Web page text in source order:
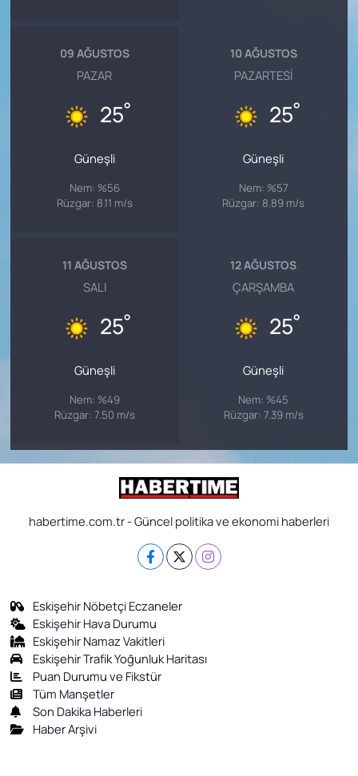
09 AĞUSTOS
PAZAR
25°
Güneşli
Nem: %56
Rüzgar: 8.11 m/s
10 AĞUSTOS
PAZARTESI
25°
Güneşli
Nem: %57
Rüzgar: 8.89 m/s
11 AĞUSTOS
SALI
25°
Güneşli
Nem: %49
Rüzgar: 7.50 m/s
12 AĞUSTOS
ÇARŞAMBA
25°
Güneşli
Nem: %45
Rüzgar: 7.39 m/s
habertime.com.tr - Güncel politika ve ekonomi haberleri
Eskişehir Nöbetçi Eczaneler
Eskişehir Hava Durumu
Eskişehir Namaz Vakitleri
Eskişehir Trafik Yoğunluk Haritası
Puan Durumu ve Fikstür
Tüm Manşetler
Son Dakika Haberleri
Haber Arşivi